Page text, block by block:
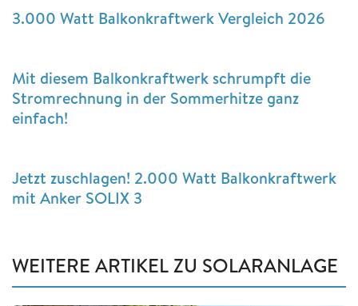
3.000 Watt Balkonkraftwerk Vergleich 2026
Mit diesem Balkonkraftwerk schrumpft die
Stromrechnung in der Sommerhitze ganz
einfach!
Jetzt zuschlagen! 2.000 Watt Balkonkraftwerk
mit Anker SOLIX 3
WEITERE ARTIKEL ZU SOLARANLAGE